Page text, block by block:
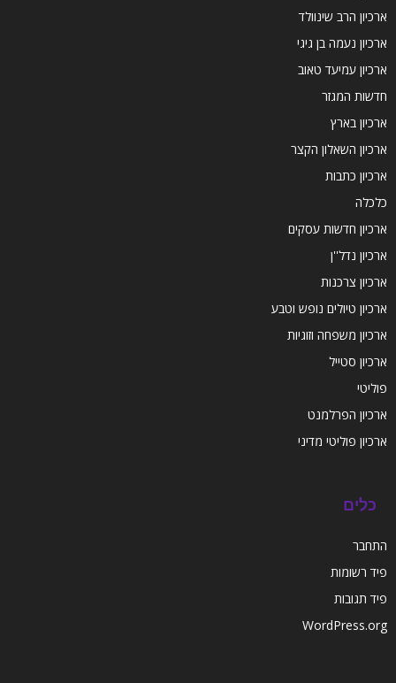
ארכיון הרב שינוולד
ארכיון נעמה בן גיגי
ארכיון עמיעד טאוב
חדשות המגזר
ארכיון בארץ
ארכיון השאלון הקצר
ארכיון כתבות
כלכלה
ארכיון חדשות עסקים
ארכיון נדל''ן
ארכיון צרכנות
ארכיון טיולים נופש וטבע
ארכיון משפחה וזוגיות
ארכיון סטייל
פוליטי
ארכיון הפרלמנט
ארכיון פוליטי מדיני
כלים
התחבר
פיד רשומות
פיד תגובות
WordPress.org